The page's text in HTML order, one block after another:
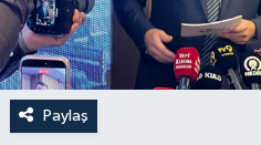
Paylaş